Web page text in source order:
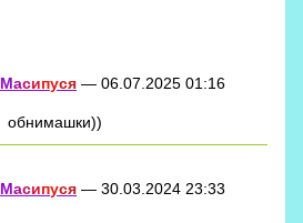
Масипуся — 06.07.2025 01:16
обнимашки))
Масипуся — 30.03.2024 23:33